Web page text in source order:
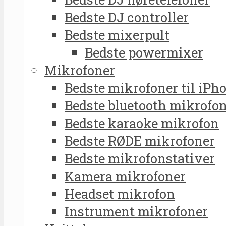
Bedste DJ controller
Bedste mixerpult
Bedste powermixer
Mikrofoner
Bedste mikrofoner til
Bedste bluetooth
Bedste karaoke mikrofon
Bedste RØDE mikrofoner
Bedste mikrofonstativer
Kamera mikrofoner
Headset mikrofon
Instrument mikrofoner